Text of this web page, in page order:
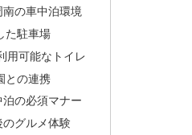
の車中泊環境
た駐車場
用可能なトイレ
との連携
の必須マナー
グルメ体験